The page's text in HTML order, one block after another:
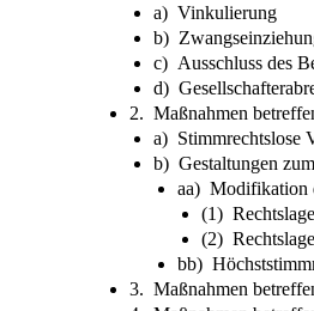
a) Vinkulierung
b)
c) Ausschluss des
d)
2. Maßnahmen
a) Stimmrechtslose
b) Gestaltungen
aa) Modifikation
(1)
(2)
bb)
3. Maßnahmen